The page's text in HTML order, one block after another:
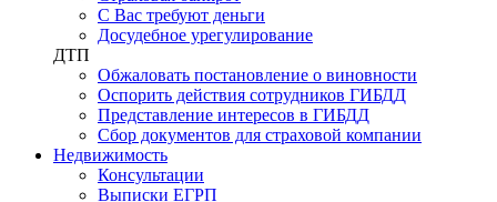
С Вас требуют деньги
Досудебное урегулирование
ДТП
Обжаловать постановление о виновности
Оспорить действия сотрудников ГИБДД
Представление интересов в ГИБДД
Сбор документов для страховой компании
Недвижимость
Консультации
Выписки ЕГРП